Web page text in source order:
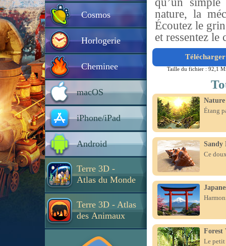
Cosmos
Horlogerie
Cheminee
macOS
iPhone/iPad
Android
Terre 3D -
Atlas du Monde
Terre 3D - Atlas
des Animaux
nature, la
Écoutez le
et ressentez le
Taille du fichier : 92,1
Nature
Étang
Sandy
Ce
Forest
Le petit